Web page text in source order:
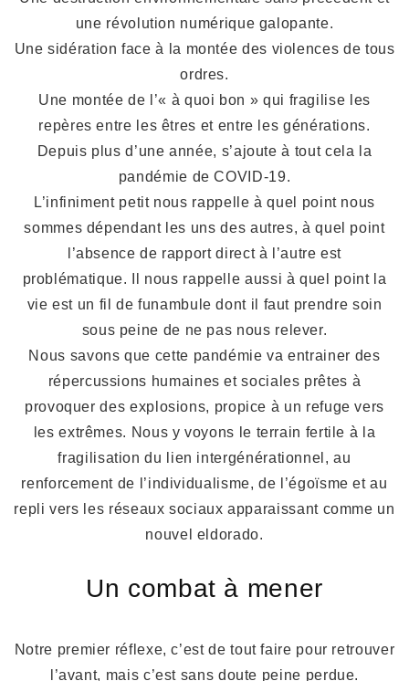
une révolution numérique galopante.
Une sidération face à la montée des violences de tous
ordres.
Une montée de l’« à quoi bon » qui fragilise les
repères entre les êtres et entre les générations.
Depuis plus d’une année, s’ajoute à tout cela la
pandémie de COVID-19.
L’infiniment petit nous rappelle à quel point nous
sommes dépendant les uns des autres, à quel point
l’absence de rapport direct à l’autre est
problématique. Il nous rappelle aussi à quel point la
vie est un fil de funambule dont il faut prendre soin
sous peine de ne pas nous relever.
Nous savons que cette pandémie va entrainer des
répercussions humaines et sociales prêtes à
provoquer des explosions, propice à un refuge vers
les extrêmes. Nous y voyons le terrain fertile à la
fragilisation du lien intergénérationnel, au
renforcement de l’individualisme, de l’égoïsme et au
repli vers les réseaux sociaux apparaissant comme un
nouvel eldorado.
Un combat à mener
Notre premier réflexe, c’est de tout faire pour retrouver
l’avant, mais c’est sans doute peine perdue.